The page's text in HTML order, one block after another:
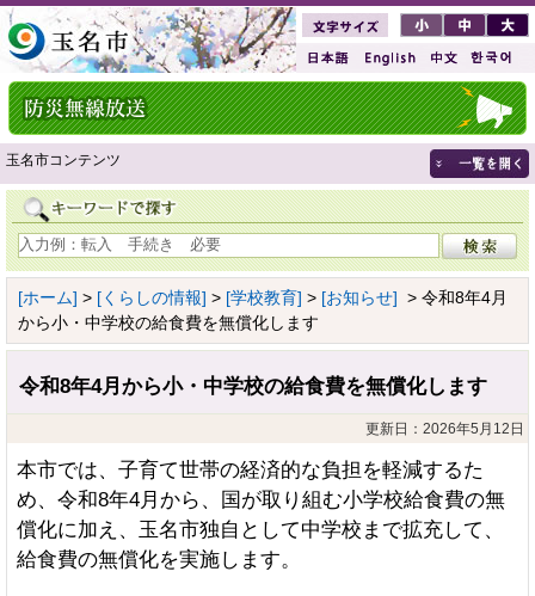
玉名市コンテンツ
[ホーム] > [くらしの情報] > [学校教育] > [お知らせ] > 令和8年4月
から小・中学校の給食費を無償化します
令和8年4月から小・中学校の給食費を無償化します
更新日：2026年5月12日
本市では、子育て世帯の経済的な負担を軽減するた
め、令和8年4月から、国が取り組む小学校給食費の無
償化に加え、玉名市独自として中学校まで拡充して、
給食費の無償化を実施します。